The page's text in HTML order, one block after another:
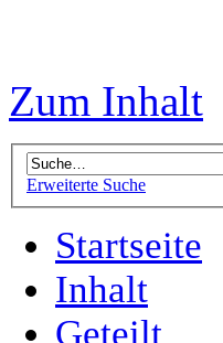
Zum Inhalt
Erweiterte Suche
Startseite
Inhalt
Geteilt